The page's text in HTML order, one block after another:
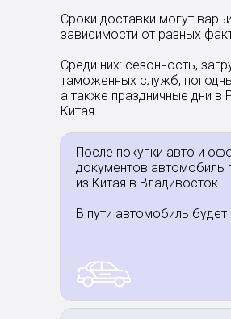
После покупки авто и
документов автомобиль
из Китая в Владивосток.
В пути автомобиль будет
Cроки доставки могут
зависимости от разных
Среди них: сезонность,
таможенных служб,
а также праздничные дни в
Китая.